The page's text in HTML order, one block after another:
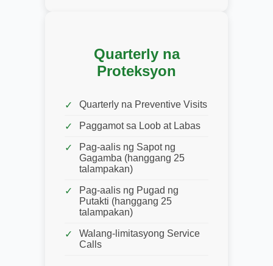
Quarterly na
Proteksyon
Quarterly na Preventive Visits
Paggamot sa Loob at Labas
Pag-aalis ng Sapot ng
Gagamba (hanggang 25
talampakan)
Pag-aalis ng Pugad ng
Putakti (hanggang 25
talampakan)
Walang-limitasyong Service
Calls